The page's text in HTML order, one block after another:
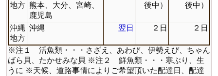
地方 熊本、大分、宮崎、
鹿児島
後中）
後中）
沖縄
地方
沖縄 翌日 ２日 ２日
※注１ 活魚類・・・さざえ、あわび、伊勢えび、ちゃん
ばら貝、たかせみな貝 ※注２ 鮮魚類・・・寒ぶり、生
うに ※天候、道路事情によりご希望頂いた配達日、配達